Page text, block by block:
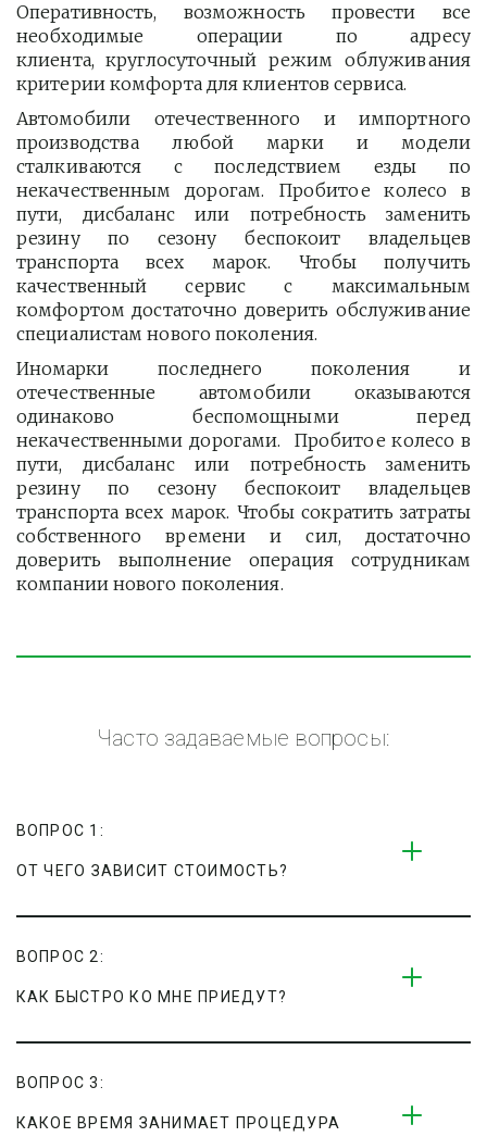
Оперативность, возможность провести все
необходимые операции по адресу
клиента, круглосуточный режим облуживания
критерии комфорта для клиентов сервиса.
Автомобили отечественного и импортного
производства любой марки и модели
сталкиваются с последствием езды по
некачественным дорогам. Пробитое колесо в
пути, дисбаланс или потребность заменить
резину по сезону беспокоит владельцев
транспорта всех марок. Чтобы получить
качественный сервис с максимальным
комфортом достаточно доверить обслуживание
специалистам нового поколения.
Иномарки последнего поколения и
отечественные автомобили оказываются
одинаково беспомощными перед
некачественными дорогами. Пробитое колесо в
пути, дисбаланс или потребность заменить
резину по сезону беспокоит владельцев
транспорта всех марок. Чтобы сократить затраты
собственного времени и сил, достаточно
доверить выполнение операция сотрудникам
компании нового поколения.
Часто задаваемые вопросы:
ВОПРОС 1:
ОТ ЧЕГО ЗАВИСИТ СТОИМОСТЬ?
ВОПРОС 2:
КАК БЫСТРО КО МНЕ ПРИЕДУТ?
ВОПРОС 3:
КАКОЕ ВРЕМЯ ЗАНИМАЕТ ПРОЦЕДУРА